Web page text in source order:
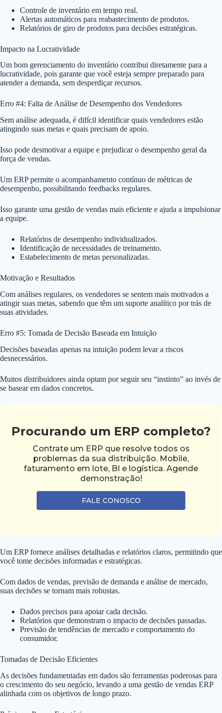
Controle de inventário em tempo real.
Alertas automáticos para reabastecimento de produtos.
Relatórios de giro de produtos para decisões estratégicas.
Impacto na Lucratividade
Um bom gerenciamento do inventário contribui diretamente para a
lucratividade, pois garante que você esteja sempre preparado para
atender a demanda, sem desperdiçar recursos.
Erro #4: Falta de Análise de Desempenho dos Vendedores
Sem análise adequada, é difícil identificar quais vendedores estão
atingindo suas metas e quais precisam de apoio.
Isso pode desmotivar a equipe e prejudicar o desempenho geral da
força de vendas.
Um ERP permite o acompanhamento contínuo de métricas de
desempenho, possibilitando feedbacks regulares.
Isso garante uma gestão de vendas mais eficiente e ajuda a impulsionar
a equipe.
Relatórios de desempenho individualizados.
Identificação de necessidades de treinamento.
Estabelecimento de metas personalizadas.
Motivação e Resultados
Com análises regulares, os vendedores se sentem mais motivados a
atingir suas metas, sabendo que têm um suporte analítico por trás de
suas atividades.
Erro #5: Tomada de Decisão Baseada em Intuição
Decisões baseadas apenas na intuição podem levar a riscos
desnecessários.
Muitos distribuidores ainda optam por seguir seu “instinto” ao invés de
se basear em dados concretos.
Procurando um ERP completo?
Contrate um ERP que resolve todos os
problemas da sua distribuição. Mobile,
faturamento em lote, BI e logística. Agende
demonstração!
FALE CONOSCO
Um ERP fornece análises detalhadas e relatórios claros, permitindo que
você tome decisões informadas e estratégicas.
Com dados de vendas, previsão de demanda e análise de mercado,
suas decisões se tornam mais robustas.
Dados precisos para apoiar cada decisão.
Relatórios que demonstram o impacto de decisões passadas.
Previsão de tendências de mercado e comportamento do
consumidor.
Tomadas de Decisão Eficientes
As decisões fundamentadas em dados são ferramentas poderosas para
o crescimento do seu negócio, levando a uma gestão de vendas ERP
alinhada com os objetivos de longo prazo.